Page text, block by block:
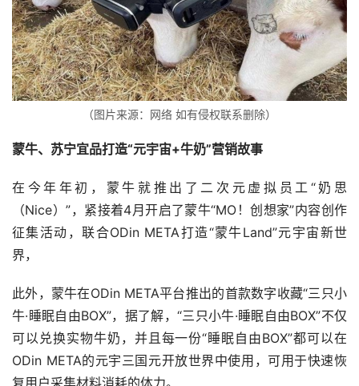
（图片来源：网络 如有侵权联系删除）
蒙牛、苏宁宜品打造“元宇宙+牛奶”营销故事
在今年年初，蒙牛就推出了二次元虚拟员工“奶思
（Nice）”，紧接着4月开启了蒙牛“MO！创想家”内容创作
征集活动，联合ODin META打造“蒙牛Land”元宇宙新世
界，
此外，蒙牛在ODin META平台推出的首款数字收藏“三只小
牛·睡眠自由BOX”，据了解，“三只小牛·睡眠自由BOX”不仅
可以兑换实物牛奶，并且每一份“睡眠自由BOX”都可以在
ODin META的元宇三国元开放世界中使用，可用于快速恢